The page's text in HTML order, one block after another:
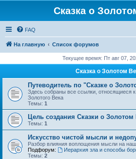
Сказка о
FAQ
На главную Список форумов
Текущее время: Пт авг 07,
Сказка о Золотом
Путеводитель по "Сказке о
Здесь собраны все ссылки, относящиеся
Золотого Века
Темы: 1
Цель создания Сказки о Золотом
Темы: 1
Искусство чистой мысли и
Разбор влияния воплощения мысли на
Подфорум:
Иерархия зла и способы
Темы: 2